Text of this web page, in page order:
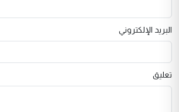
البريد الإلكتروني
تعليق